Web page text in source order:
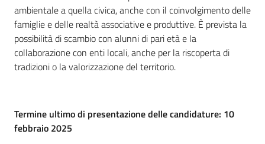
ambientale a quella civica, anche con il coinvolgimento delle
famiglie e delle realtà associative e produttive. È prevista la
possibilità di scambio con alunni di pari età e la
collaborazione con enti locali, anche per la riscoperta di
tradizioni o la valorizzazione del territorio.
Termine ultimo di presentazione delle candidature: 10
febbraio 2025